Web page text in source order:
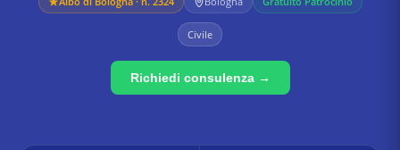
Civile
Richiedi consulenza →